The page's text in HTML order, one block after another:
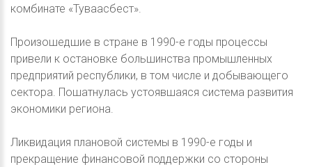
комбинате «Туваасбест».
Произошедшие в стране в 1990-е годы процессы
привели к остановке большинства промышленных
предприятий республики, в том числе и добывающего
сектора. Пошатнулась устоявшаяся система развития
экономики региона.
Ликвидация плановой системы в 1990-е годы и
прекращение финансовой поддержки со стороны